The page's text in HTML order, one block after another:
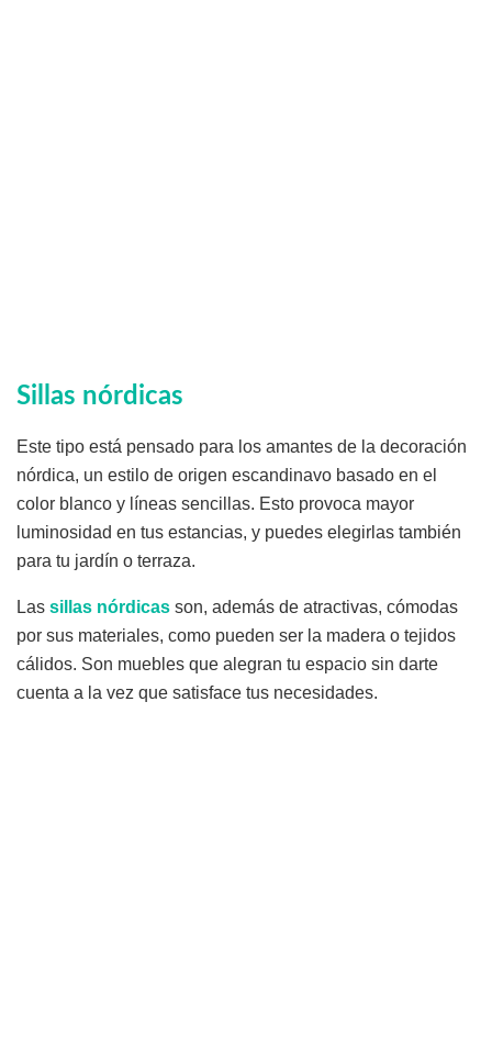
Sillas nórdicas
Este tipo está pensado para los amantes de la decoración
nórdica, un estilo de origen escandinavo basado en el
color blanco y líneas sencillas. Esto provoca mayor
luminosidad en tus estancias, y puedes elegirlas también
para tu jardín o terraza.
Las sillas nórdicas son, además de atractivas, cómodas
por sus materiales, como pueden ser la madera o tejidos
cálidos. Son muebles que alegran tu espacio sin darte
cuenta a la vez que satisface tus necesidades.